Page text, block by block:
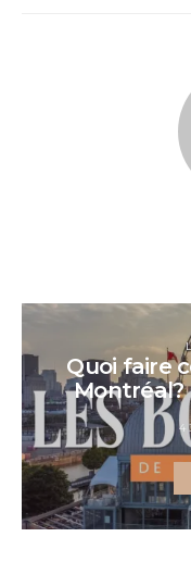
Quoi faire
Montréal?
4